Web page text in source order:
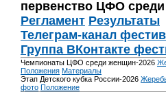
первенство ЦФО
Регламент Результаты
Телеграм-канал
Группа ВКонтакте
Чемпионаты ЦФО среди женщин-2026
Положения Материалы
Этап Детского кубка России-2026
фото Положение